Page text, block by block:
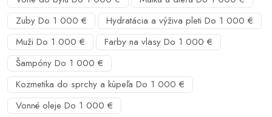
Zuby Do 1 000 €
Hydratácia a výživa pleti Do 1 000 €
Muži Do 1 000 €
Farby na vlasy Do 1 000 €
Šampóny Do 1 000 €
Kozmetika do sprchy a kúpeľa Do 1 000 €
Vonné oleje Do 1 000 €